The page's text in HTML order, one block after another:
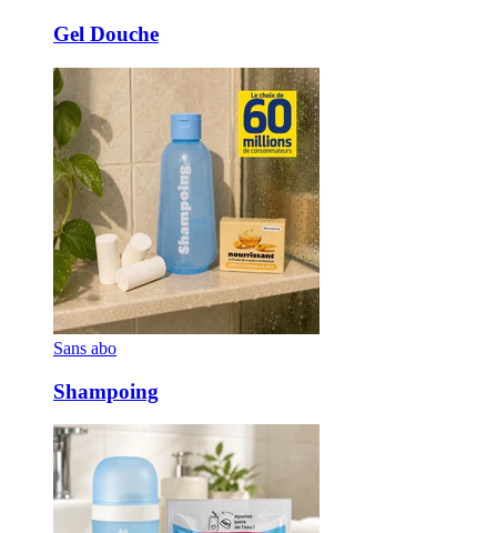
Gel Douche
Sans abo
Shampoing